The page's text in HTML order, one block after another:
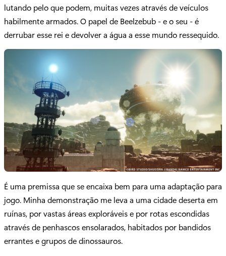
lutando pelo que podem, muitas vezes através de veículos
habilmente armados. O papel de Beelzebub - e o seu - é
derrubar esse rei e devolver a água a esse mundo ressequido.
É uma premissa que se encaixa bem para uma adaptação para
jogo. Minha demonstração me leva a uma cidade deserta em
ruínas, por vastas áreas exploráveis e por rotas escondidas
através de penhascos ensolarados, habitados por bandidos
errantes e grupos de dinossauros.